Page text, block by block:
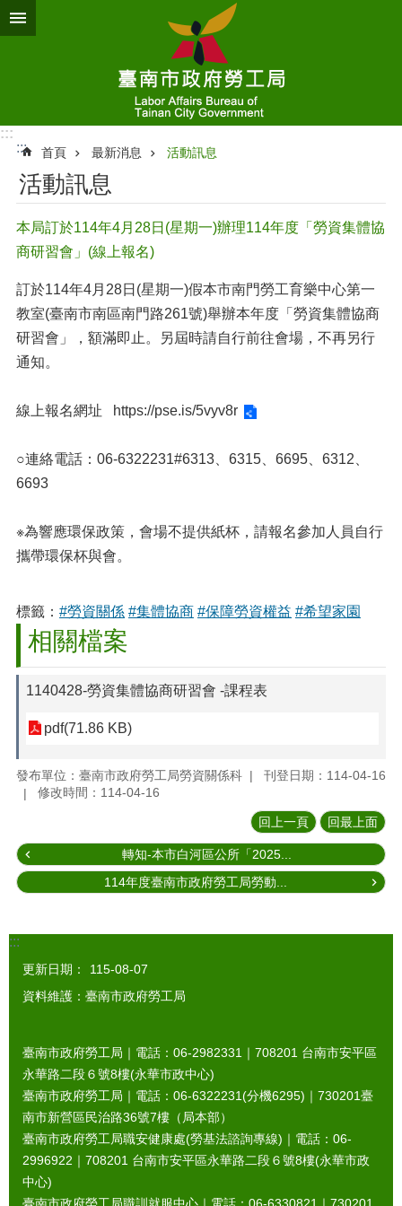
跳到主要內容區塊
:::
:::
首頁 最新消息 活動訊息
活動訊息
本局訂於114年4月28日(星期一)辦理114年度「勞資集體協
商研習會」(線上報名)
訂於114年4月28日(星期一)假本市南門勞工育樂中心第一
教室(臺南市南區南門路261號)舉辦本年度「勞資集體協商
研習會」，額滿即止。另屆時請自行前往會場，不再另行
通知。
線上報名網址 https://pse.is/5vyv8r
○連絡電話：06-6322231#6313、6315、6695、6312、
6693
※為響應環保政策，會場不提供紙杯，請報名參加人員自行
攜帶環保杯與會。
標籤： #勞資關係 #集體協商 #保障勞資權益 #希望家園
相關檔案
1140428-勞資集體協商研習會 -課程表
pdf(71.86 KB)
發布單位：臺南市政府勞工局勞資關係科
刊登日期：114-04-16
修改時間：114-04-16
回上一頁 回最上面
轉知-本市白河區公所「2025...
114年度臺南市政府勞工局勞動...
:::
更新日期：
115-08-07
資料維護：臺南市政府勞工局
臺南市政府勞工局｜電話：06-2982331｜ 708201 台南市安平區
永華路二段６號8樓(永華市政中心)
臺南市政府勞工局｜電話：06-6322231(分機6295)｜ 730201臺
南市新營區民治路36號7樓（局本部）
臺南市政府勞工局職安健康處(勞基法諮詢專線)｜電話：06-
2996922｜ 708201 台南市安平區永華路二段６號8樓(永華市政
中心)
臺南市政府勞工局職訓就服中心｜電話：06-6330821｜ 730201